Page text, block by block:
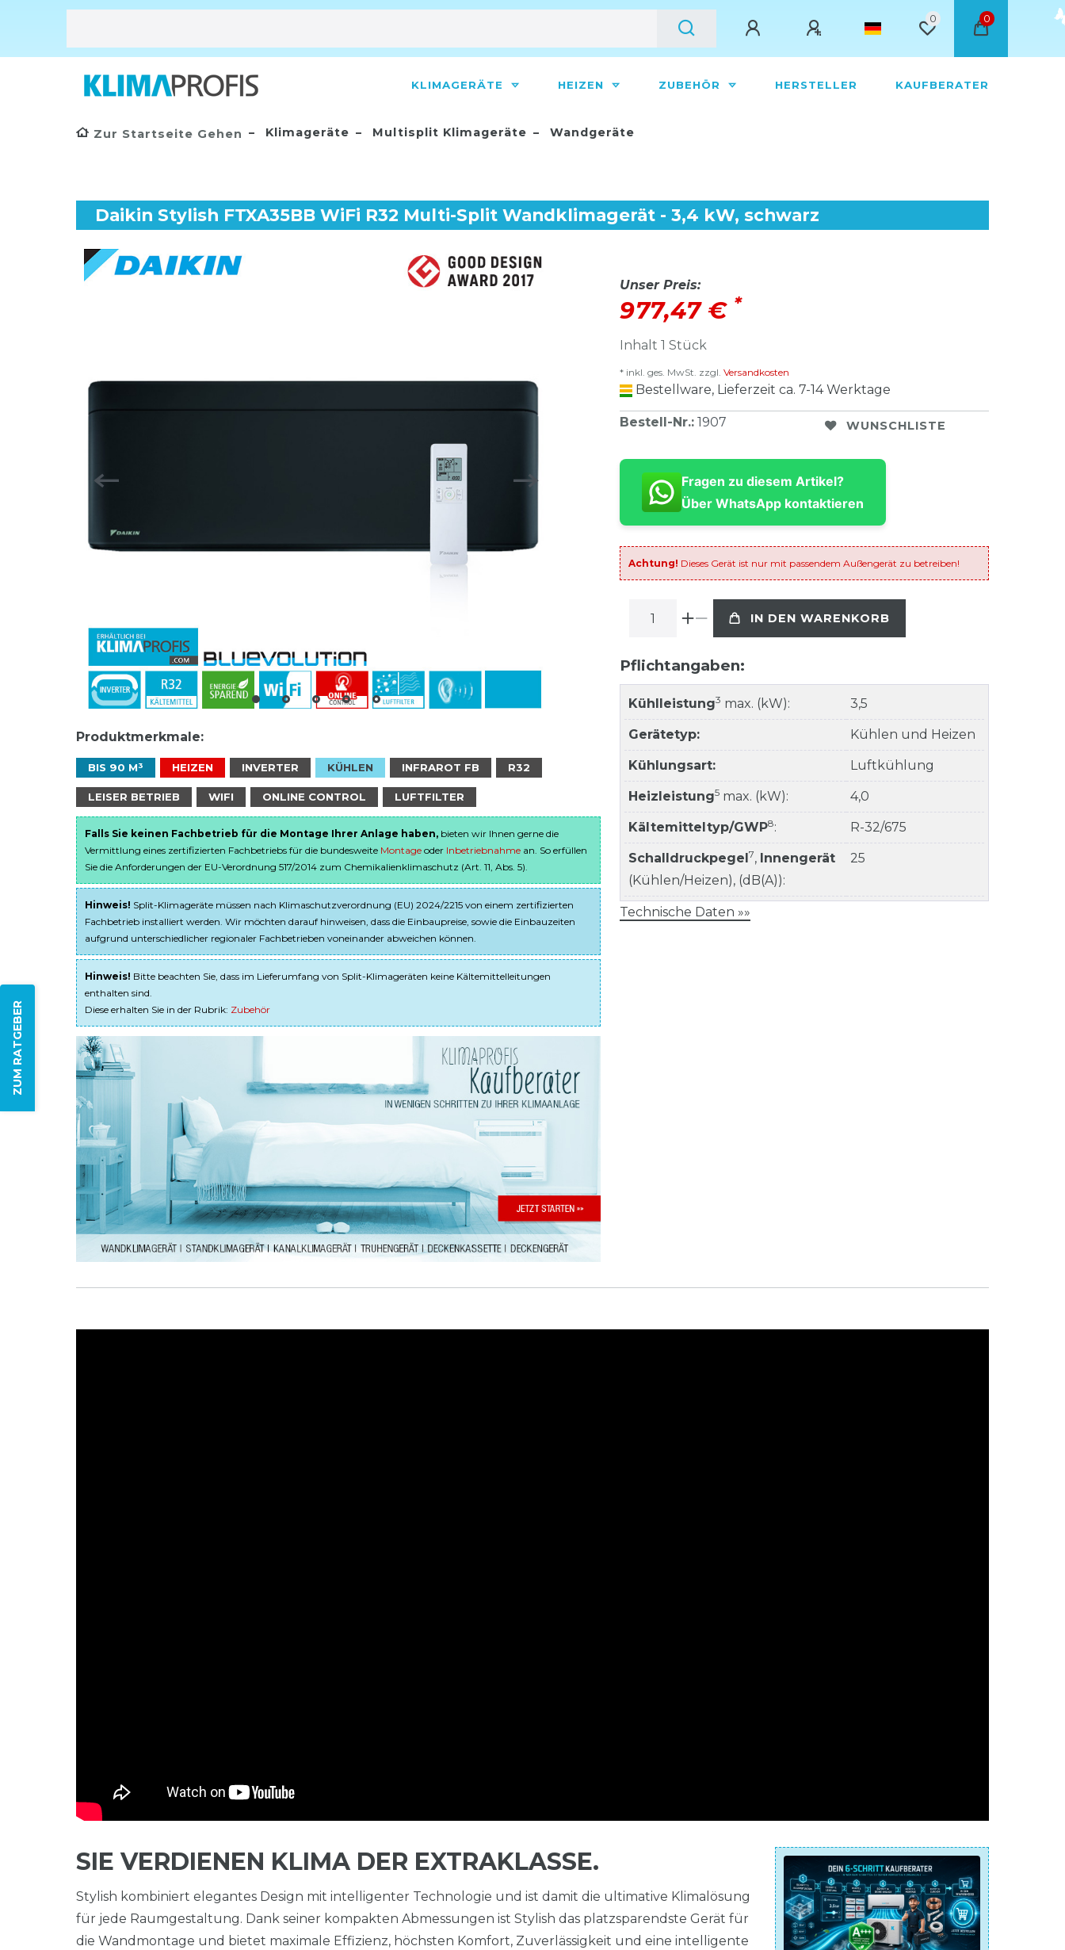
0 0
KLIMAGERÄTE HEIZEN ZUBEHÖR HERSTELLER KAUFBERATER
Zur Startseite Gehen Klimageräte Multisplit Klimageräte Wandgeräte
ZUM RATGEBER
Daikin Stylish FTXA35BB WiFi R32 Multi-Split Wandklimagerät - 3,4 kW, schwarz
Produktmerkmale:
BIS 90 M³ HEIZEN INVERTER KÜHLEN INFRAROT FB R32
LEISER BETRIEB WIFI ONLINE CONTROL LUFTFILTER
Falls Sie keinen Fachbetrieb für die Montage Ihrer Anlage haben, bieten wir Ihnen gerne die
Vermittlung eines zertifizierten Fachbetriebs für die bundesweite Montage oder Inbetriebnahme an. So erfüllen
Sie die Anforderungen der EU-Verordnung 517/2014 zum Chemikalienklimaschutz (Art. 11, Abs. 5).
Hinweis! Split-Klimageräte müssen nach Klimaschutzverordnung (EU) 2024/2215 von einem zertifizierten
Fachbetrieb installiert werden. Wir möchten darauf hinweisen, dass die Einbaupreise, sowie die Einbauzeiten
aufgrund unterschiedlicher regionaler Fachbetrieben voneinander abweichen können.
Hinweis! Bitte beachten Sie, dass im Lieferumfang von Split-Klimageräten keine Kältemittelleitungen
enthalten sind.
Diese erhalten Sie in der Rubrik: Zubehör
Unser Preis:
977,47 € *
Inhalt 1 Stück
* inkl. ges. MwSt. zzgl. Versandkosten
Bestellware, Lieferzeit ca. 7-14 Werktage
Bestell-Nr.: 1907 WUNSCHLISTE
Fragen zu diesem Artikel?
Über WhatsApp kontaktieren
Achtung! Dieses Gerät ist nur mit passendem Außengerät zu betreiben!
IN DEN WARENKORB
Pflichtangaben:
Kühlleistung3 max. (kW): 3,5
Gerätetyp: Kühlen und Heizen
Kühlungsart: Luftkühlung
Heizleistung5 max. (kW): 4,0
Kältemitteltyp/GWP8: R-32/675
Schalldruckpegel7, Innengerät
(Kühlen/Heizen), (dB(A)):
25
Technische Daten »»
SIE VERDIENEN KLIMA DER EXTRAKLASSE.
Stylish kombiniert elegantes Design mit intelligenter Technologie und ist damit die ultimative Klimalösung
für jede Raumgestaltung. Dank seiner kompakten Abmessungen ist Stylish das platzsparendste Gerät für
die Wandmontage und bietet maximale Effizienz, höchsten Komfort, Zuverlässigkeit und eine intelligente